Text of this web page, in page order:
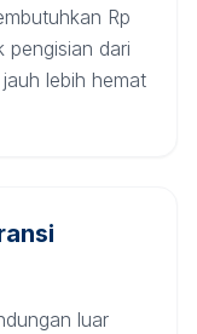
Rp
dari
lebih hemat
luar